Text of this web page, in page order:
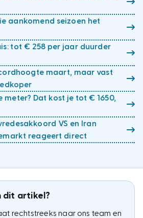
aankomend seizoen het
tot € 258 per jaar duurder
maart, maar vast
Dat kost je tot € 1650,
VS en Iran
reageert direct
dit artikel?
rechtstreeks naar ons team en